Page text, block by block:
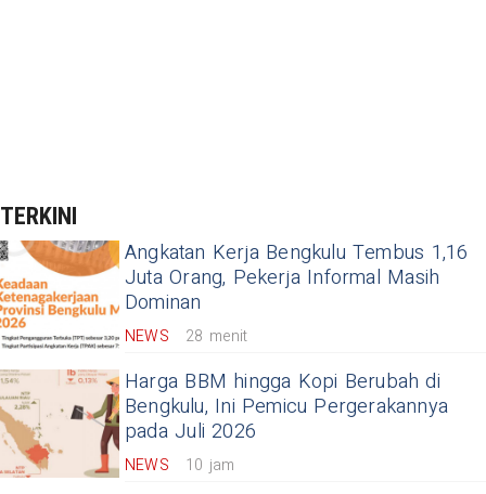
TERKINI
Angkatan Kerja Bengkulu Tembus 1,16
Juta Orang, Pekerja Informal Masih
Dominan
NEWS 28 menit
Harga BBM hingga Kopi Berubah di
Bengkulu, Ini Pemicu Pergerakannya
pada Juli 2026
NEWS 10 jam